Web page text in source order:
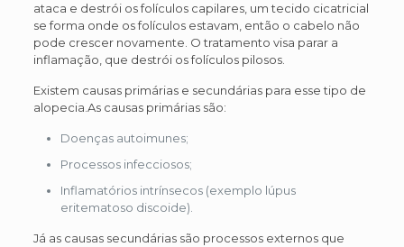
ataca e destrói os folículos capilares, um tecido cicatricial
se forma onde os folículos estavam, então o cabelo não
pode crescer novamente. O tratamento visa parar a
inflamação, que destrói os folículos pilosos.
Existem causas primárias e secundárias para esse tipo de
alopecia.As causas primárias são:
Doenças autoimunes;
Processos infecciosos;
Inflamatórios intrínsecos (exemplo lúpus
eritematoso discoide).
Já as causas secundárias são processos externos que